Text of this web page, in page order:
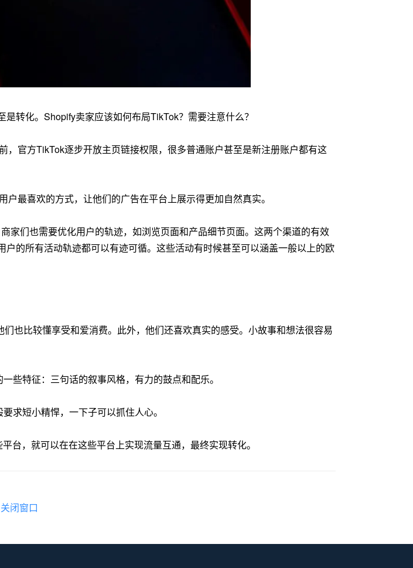
转化。Shopify卖家应该如何布局TikTok？需要注意什么？
官方TikTok逐步开放主页链接权限，很多普通账户甚至是新注册账户都有这
最喜欢的方式，让他们的广告在平台上展示得更加自然真实。
家们也需要优化用户的轨迹，如浏览页面和产品细节页面。这两个渠道的有效
的所有活动轨迹都可以有迹可循。这些活动有时候甚至可以涵盖一般以上的欧
也比较懂享受和爱消费。此外，他们还喜欢真实的感受。小故事和想法很容易
些特征：三句话的叙事风格，有力的鼓点和配乐。
求短小精悍，一下子可以抓住人心。
台，就可以在在这些平台上实现流量互通，最终实现转化。
关闭窗口